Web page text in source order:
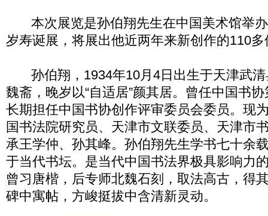
本次展览是孙伯翔先生在中国美术馆举办
岁寿诞展，将展出他近两年来新创作的110
孙伯翔，1934年10月4日出生于天津武清
魏斋，晚岁以“自适居”颜其居。曾任中国书
长期担任中国书协创作评审委员会委员。现
国书法院研究员、天津市文联委员、天津市
承王学仲、孙其峰。孙伯翔先生学书七十余
于当代书坛。是当代中国书法界极具影响力
曾习唐楷，后专师北魏石刻，取法高古，得
碑中寓帖，方峻挺拔中含清新灵动。